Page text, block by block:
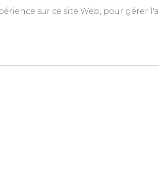
sur ce site Web, pour gérer